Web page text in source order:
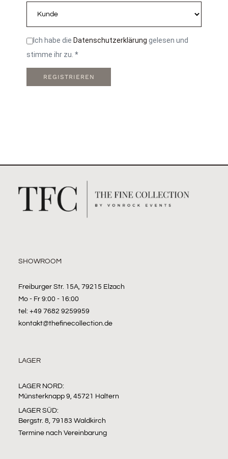
Ich habe die Datenschutzerklärung gelesen und
stimme ihr zu. *
REGISTRIEREN
SHOWROOM
Freiburger Str. 15A, 79215 Elzach
Mo - Fr 9:00 - 16:00
tel: +49 7682 9259959
kontakt@thefinecollection.de
LAGER
LAGER NORD:
Münsterknapp 9, 45721 Haltern
LAGER SÜD:
Bergstr. 8, 79183 Waldkirch
Termine nach Vereinbarung